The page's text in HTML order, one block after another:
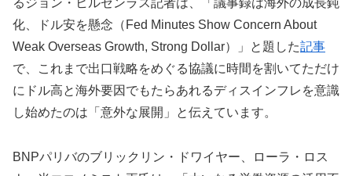
化、ドル安を懸念（Fed Minutes Show Concern About
Weak Overseas Growth, Strong Dollar）」と題した記事
で、これまで出口戦略をめぐる協議に時間を割いてただけ
にドル高と海外要因でもたらあれるディスインフレを意識
し始めたのは「意外な展開」と伝えています。
BNPパリバのブリックリン・ドワイヤー、ローラ・ロス